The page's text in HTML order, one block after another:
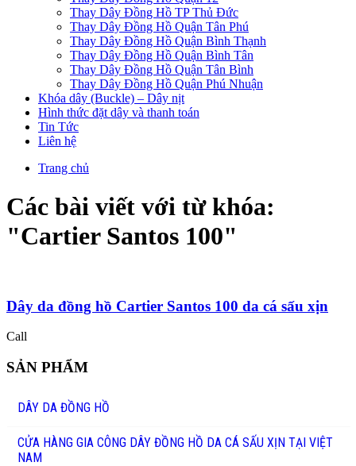
Thay Dây Đồng Hồ TP Thủ Đức
Thay Dây Đồng Hồ Quận Tân Phú
Thay Dây Đồng Hồ Quận Bình Thạnh
Thay Dây Đồng Hồ Quận Bình Tân
Thay Dây Đồng Hồ Quận Tân Bình
Thay Dây Đồng Hồ Quận Phú Nhuận
Khóa dây (Buckle) – Dây nịt
Hình thức đặt dây và thanh toán
Tin Tức
Liên hệ
Trang chủ
Các bài viết với từ khóa:
"Cartier Santos 100"
Dây da đồng hồ Cartier Santos 100 da cá sấu xịn
Call
SẢN PHẨM
DÂY DA ĐỒNG HỒ
CỬA HÀNG GIA CÔNG DÂY ĐỒNG HỒ DA CÁ SẤU XỊN TẠI VIỆT
NAM